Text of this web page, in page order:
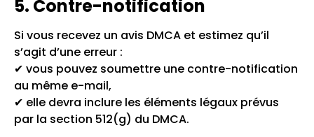
5. Contre-notification
Si vous recevez un avis DMCA et estimez qu’il
s’agit d’une erreur :
✔ vous pouvez soumettre une contre-notification
au même e-mail,
✔ elle devra inclure les éléments légaux prévus
par la section 512(g) du DMCA.